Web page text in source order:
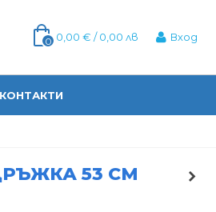
0 0,00 € / 0,00 лв Вход
КОНТАКТИ
53 СМ